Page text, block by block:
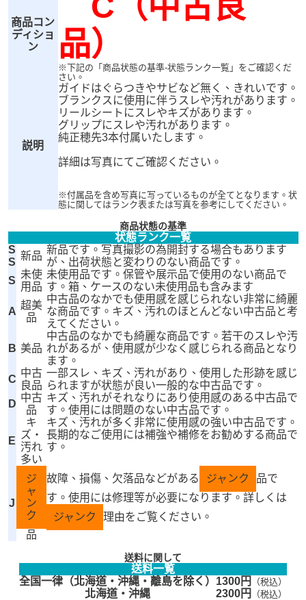
商品コン
ディショ
ン
品）
※下記の「商品状態の基準-状態ランク一覧」をご確認くだ
さい。
説明
ガイドはぐらつきやサビなど無く、きれいです。
ブランクスに使用に伴うスレや汚れがあります。
リールシートにスレやキズがあります。
グリップにスレや汚れがあります。
純正穂先3本付属いたします。
詳細は写真にてご確認ください。
※付属品を含め写真に写っているものが全てとなります。状
態に関してはランク表または写真を参考にしてください。
商品状態の基準
状態ランク一覧
S
S
新品
新品です。写真撮影の為開封する場合もあります
が、出荷状態と変わりのない商品です。
S
未使
用品
未使用品です。保管や展示品で使用のない商品で
す。箱、ケースのない未使用品も含みます
A
超美
品
中古品のなかでも使用感を感じられない非常に綺麗
な商品です。キズ、汚れのほとんどない中古品と考
えてください。
B 美品
中古品のなかでも綺麗な商品です。若干のスレや汚
れがあるが、使用感が少なく感じられる商品となり
ます。
C
中古
良品
一部スレ、キズ、汚れがあり、使用した形跡を感じ
られますが状態が良い一般的な中古品です。
D
中古
品
キズ、汚れがそれなりにあり使用感のある中古品で
す。使用には問題のない中古品です。
E
キ
ズ・
汚れ
多い
キズ、汚れが多く非常に使用感の強い中古品です。
長期的なご使用には補強や補修をお勧めする商品で
す。
J
ジ
ャ
ン
ク
品
故障、損傷、欠落品などがある ジャンク
品で
す。使用には修理等が必要になります。詳しくは
ジャンク
理由をご覧ください。
送料に関して
送料一覧
全国一律（北海道・沖縄・離島を除く） 1300円 （税込）
北海道・沖縄 2300円 （税込）